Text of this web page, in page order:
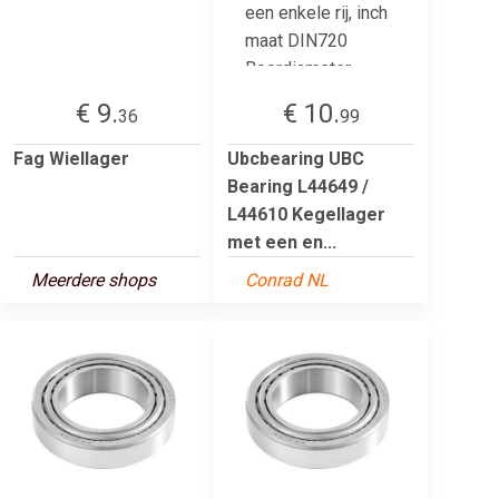
€ 9.36
Fag Wiellager
Meerdere shops
€ 10.99
Ubcbearing UBC
Bearing L44649 /
L44610 Kegellager
met een en...
Conrad NL